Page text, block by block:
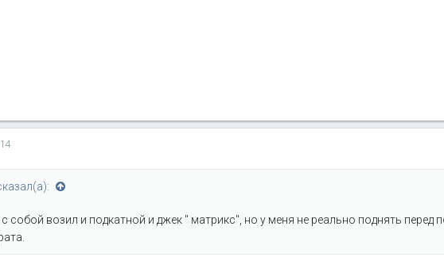
собой возил и подкатной и джек " матрикс", но у меня не реально поднять перед